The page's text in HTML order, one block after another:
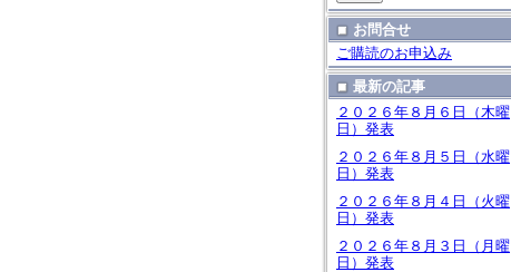
お問合せ
ご購読のお申込み
最新の記事
２０２６年８月６日（木曜
日）発表
２０２６年８月５日（水曜
日）発表
２０２６年８月４日（火曜
日）発表
２０２６年８月３日（月曜
日）発表